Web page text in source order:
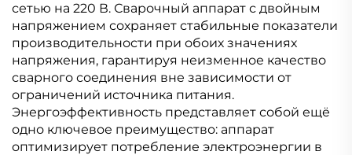
сетью на 220 В. Сварочный аппарат с двойным
напряжением сохраняет стабильные показатели
производительности при обоих значениях
напряжения, гарантируя неизменное качество
сварного соединения вне зависимости от
ограничений источника питания.
Энергоэффективность представляет собой ещё
одно ключевое преимущество: аппарат
оптимизирует потребление электроэнергии в